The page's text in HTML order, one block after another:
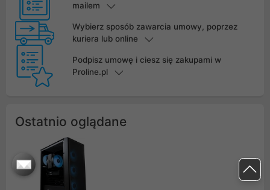
mailem
Wybierz sposób zawarcia umowy, poprzez
kuriera lub online
Podpisz umowę i ciesz się zakupami w
Proline.pl
Ostatnio oglądane